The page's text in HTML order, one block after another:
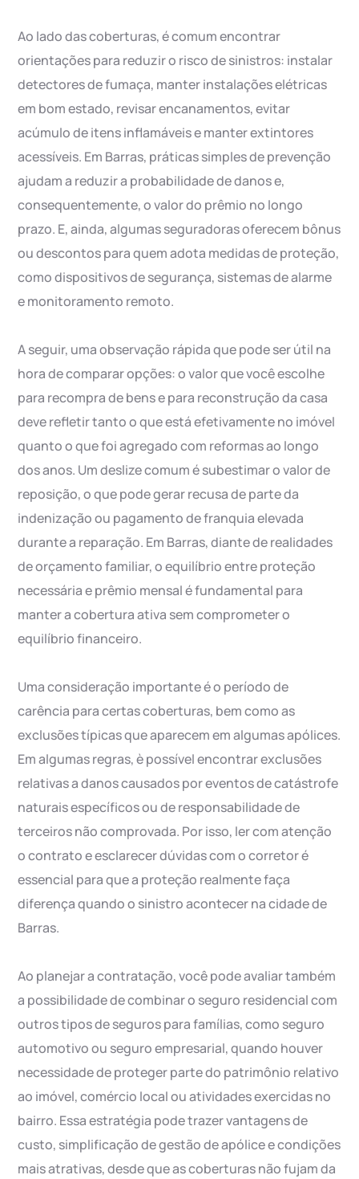
Ao lado das coberturas, é comum encontrar
orientações para reduzir o risco de sinistros: instalar
detectores de fumaça, manter instalações elétricas
em bom estado, revisar encanamentos, evitar
acúmulo de itens inflamáveis e manter extintores
acessíveis. Em Barras, práticas simples de prevenção
ajudam a reduzir a probabilidade de danos e,
consequentemente, o valor do prêmio no longo
prazo. E, ainda, algumas seguradoras oferecem bônus
ou descontos para quem adota medidas de proteção,
como dispositivos de segurança, sistemas de alarme
e monitoramento remoto.
A seguir, uma observação rápida que pode ser útil na
hora de comparar opções: o valor que você escolhe
para recompra de bens e para reconstrução da casa
deve refletir tanto o que está efetivamente no imóvel
quanto o que foi agregado com reformas ao longo
dos anos. Um deslize comum é subestimar o valor de
reposição, o que pode gerar recusa de parte da
indenização ou pagamento de franquia elevada
durante a reparação. Em Barras, diante de realidades
de orçamento familiar, o equilíbrio entre proteção
necessária e prêmio mensal é fundamental para
manter a cobertura ativa sem comprometer o
equilíbrio financeiro.
Uma consideração importante é o período de
carência para certas coberturas, bem como as
exclusões típicas que aparecem em algumas apólices.
Em algumas regras, è possível encontrar exclusões
relativas a danos causados por eventos de catástrofe
naturais específicos ou de responsabilidade de
terceiros não comprovada. Por isso, ler com atenção
o contrato e esclarecer dúvidas com o corretor é
essencial para que a proteção realmente faça
diferença quando o sinistro acontecer na cidade de
Barras.
Ao planejar a contratação, você pode avaliar também
a possibilidade de combinar o seguro residencial com
outros tipos de seguros para famílias, como seguro
automotivo ou seguro empresarial, quando houver
necessidade de proteger parte do patrimônio relativo
ao imóvel, comércio local ou atividades exercidas no
bairro. Essa estratégia pode trazer vantagens de
custo, simplificação de gestão de apólice e condições
mais atrativas, desde que as coberturas não fujam da